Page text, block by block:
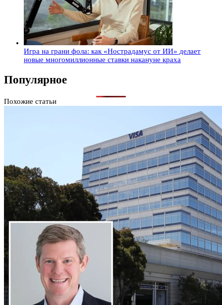
Игра на грани фола: как «Нострадамус от ИИ» делает
новые многомиллионные ставки накануне краха
Популярное
Похожие статьи